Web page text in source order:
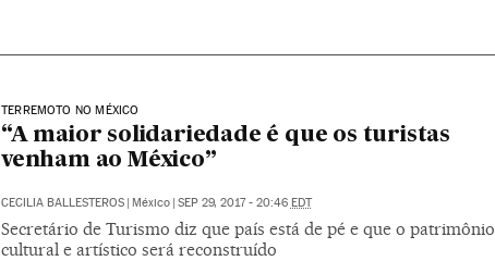
TERREMOTO NO MÉXICO
“A maior solidariedade é que os turistas
venham ao México”
CECILIA BALLESTEROS | México | SEP 29, 2017 - 20:46 EDT
Secretário de Turismo diz que país está de pé e que o patrimônio
cultural e artístico será reconstruído